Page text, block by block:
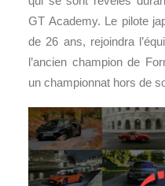
GT Academy. Le pilote
de 26 ans, rejoindra
l’ancien champion de
un championnat hors de